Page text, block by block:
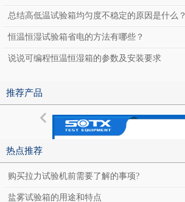
总结高低温试验箱均匀度不稳定的原因是什么？
恒温恒湿试验箱省电的方法有哪些？
说说可编程恒温恒湿箱的参数及安装要求
推荐产品
热点推荐
购买拉力试验机前需要了解的事项?
盐雾试验箱的用途和特点